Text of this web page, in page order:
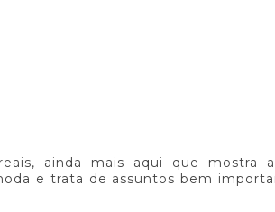
ainda mais aqui que mostra
e trata de assuntos bem